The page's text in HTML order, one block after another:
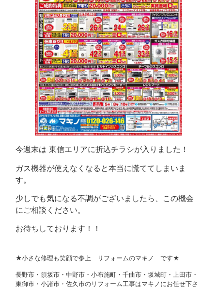
今週末は 東信エリアに折込チラシが入りました！
ガス機器が使えなくなると本当に慌ててしまいま
す。
少しでも気になる不調がございましたら、この機会
にご相談ください。
お待ちしております！！
★小さな修理も笑顔で参上 リフォームのマキノ です★
長野市・須坂市・中野市・小布施町・千曲市・坂城町・上田市・
東御市・小諸市・佐久市のリフォーム工事はマキノにお任せ下さ